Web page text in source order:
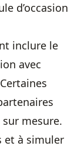
d’occasion
inclure le
avec
mesure.
et à simuler